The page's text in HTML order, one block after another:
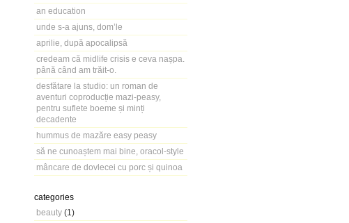
an education
unde s-a ajuns, dom’le
aprilie, după apocalipsă
credeam că midlife crisis e ceva nașpa.
până când am trăit-o.
desfătare la studio: un roman de
aventuri coproducție mazi-peasy,
pentru suflete boeme și minți
decadente
hummus de mazăre easy peasy
să ne cunoaștem mai bine, oracol-style
mâncare de dovlecei cu porc și quinoa
categories
beauty (1)